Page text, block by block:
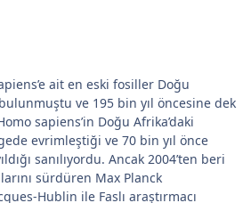
ait en eski fosiller Doğu
bulunmuştu ve 195 bin yıl öncesine dek
sapiens’in Doğu Afrika’daki
evrimleştiği ve 70 bin yıl önce
sanılıyordu. Ancak 2004’ten beri
sürdüren Max Planck
Hublin ile Faslı araştırmacı